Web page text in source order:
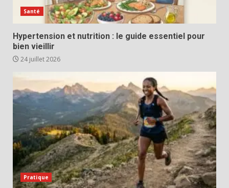
Santé
Hypertension et nutrition : le guide essentiel pour
bien vieillir
24 juillet 2026
Pratique